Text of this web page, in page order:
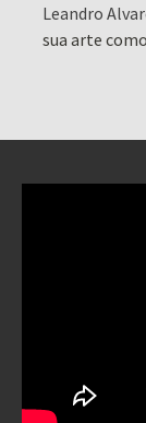
Leandro
sua arte